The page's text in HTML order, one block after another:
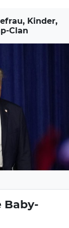
Kinder,
Clan
Baby-